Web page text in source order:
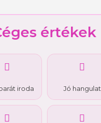
értékek
iroda Jó hangulat